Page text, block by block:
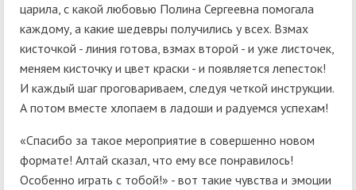
царила, с какой любовью Полина Сергеевна помогала
каждому, а какие шедевры получились у всех. Взмах
кисточкой - линия готова, взмах второй - и уже листочек,
меняем кисточку и цвет краски - и появляется лепесток!
И каждый шаг проговариваем, следуя четкой инструкции.
А потом вместе хлопаем в ладоши и радуемся успехам!
«Спасибо за такое мероприятие в совершенно новом
формате! Алтай сказал, что ему все понравилось!
Особенно играть с тобой!» - вот такие чувства и эмоции